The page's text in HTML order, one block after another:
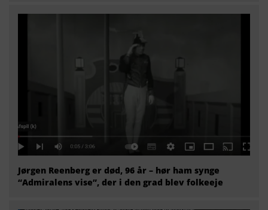
Jørgen Reenberg er død, 96 år – hør ham synge
“Admiralens vise”, der i den grad blev folkeeje